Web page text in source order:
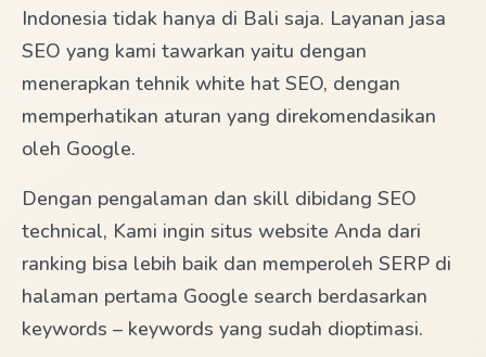
Indonesia tidak hanya di Bali saja. Layanan jasa
SEO yang kami tawarkan yaitu dengan
menerapkan tehnik white hat SEO, dengan
memperhatikan aturan yang direkomendasikan
oleh Google.
Dengan pengalaman dan skill dibidang SEO
technical, Kami ingin situs website Anda dari
ranking bisa lebih baik dan memperoleh SERP di
halaman pertama Google search berdasarkan
keywords – keywords yang sudah dioptimasi.